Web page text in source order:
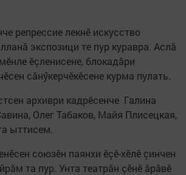
репрессие лекнӗ искусство
экспозици те пур куравра. Аслă
ӗçленисене, блокадăри
сăнӳкерчӗкӗсене курма пулать.
архиври кадрӗсенче Галина
Олег Табаков, Майя Плисецкая,
ыттисем.
союзӗн паянхи ӗçӗ-хӗлӗ çинчен
та пур. Унта театрăн çӗнӗ ăрăвӗ